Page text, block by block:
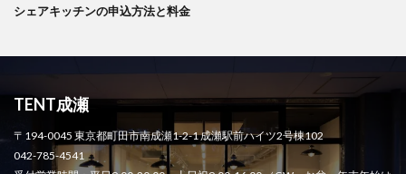
シェアキッチンの申込方法と料金
TENT成瀬
〒194-0045 東京都町田市南成瀬1-2-1 成瀬駅前ハイツ2号棟102
042-785-4541